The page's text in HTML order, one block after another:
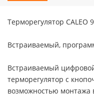
Терморегулятор CALEO
Встраиваемый,
Встраиваемый
терморегулятор с
возможностью монтажа